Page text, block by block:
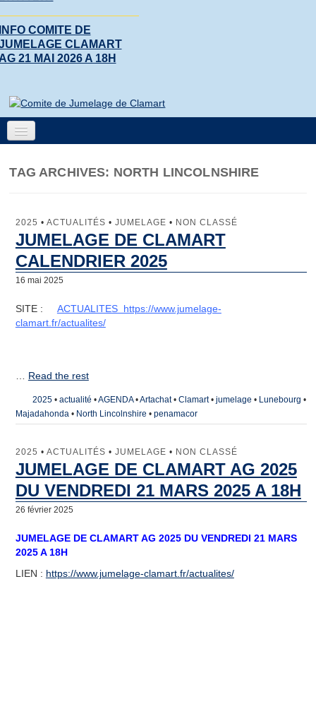
COMITE DE
CLAMART
21 MAI 2026 A 18H
Lunebourg
North Lincolnshire
Artachat
Qu’est-ce que le Comité de Jumelage de Clamart ?
Les domaines d’intervention
Les villes jumelles
Actualités
Galerie de Photos
TAG ARCHIVES: NORTH LINCOLNSHIRE
2025 • ACTUALITÉS • JUMELAGE • NON CLASSÉ
JUMELAGE DE CLAMART
CALENDRIER 2025
16 mai 2025
SITE : ACTUALITES https://www.jumelage-
clamart.fr/actualites/
… Read the rest
2025• actualité •AGENDA•Artachat• Clamart• jumelage • Lunebourg •
Majadahonda• North Lincolnshire • penamacor
2025 • ACTUALITÉS • JUMELAGE • NON CLASSÉ
JUMELAGE DE CLAMART AG 2025
DU VENDREDI 21 MARS 2025 A 18H
26 février 2025
JUMELAGE DE CLAMART AG 2025 DU VENDREDI 21 MARS
2025 A 18H
LIEN : https://www.jumelage-clamart.fr/actualites/